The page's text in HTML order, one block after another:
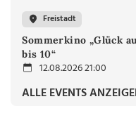
Freistadt
Sommerkino „Glück
bis 10“
12.08.2026 21:00
ALLE EVENTS